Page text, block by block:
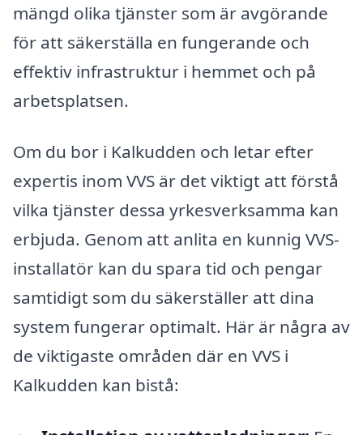
mängd olika tjänster som är avgörande
för att säkerställa en fungerande och
effektiv infrastruktur i hemmet och på
arbetsplatsen.
Om du bor i Kalkudden och letar efter
expertis inom VVS är det viktigt att förstå
vilka tjänster dessa yrkesverksamma kan
erbjuda. Genom att anlita en kunnig VVS-
installatör kan du spara tid och pengar
samtidigt som du säkerställer att dina
system fungerar optimalt. Här är några av
de viktigaste områden där en VVS i
Kalkudden kan bistå: